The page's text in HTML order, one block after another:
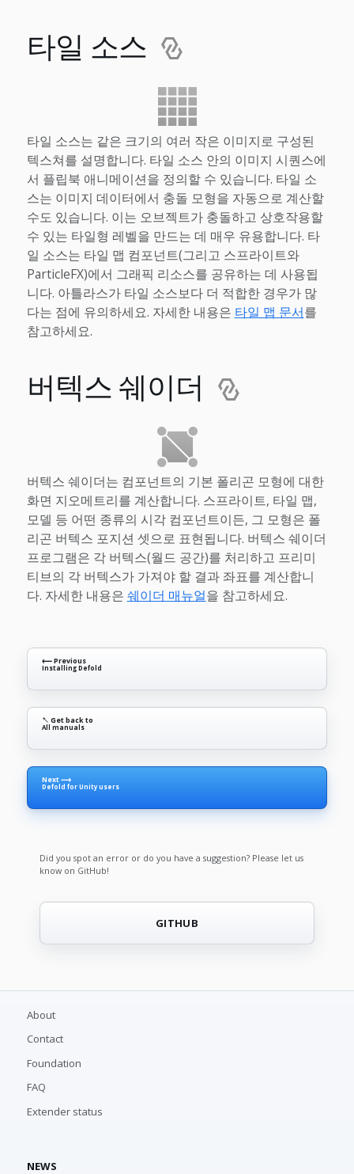
타일 소스
타일 소스는 같은 크기의 여러 작은 이미지로 구성된
텍스쳐를 설명합니다. 타일 소스 안의 이미지 시퀀스에
서 플립북 애니메이션을 정의할 수 있습니다. 타일 소
스는 이미지 데이터에서 충돌 모형을 자동으로 계산할
수도 있습니다. 이는 오브젝트가 충돌하고 상호작용할
수 있는 타일형 레벨을 만드는 데 매우 유용합니다. 타
일 소스는 타일 맵 컴포넌트(그리고 스프라이트와
ParticleFX)에서 그래픽 리소스를 공유하는 데 사용됩
니다. 아틀라스가 타일 소스보다 더 적합한 경우가 많
다는 점에 유의하세요. 자세한 내용은 타일 맵 문서를
참고하세요.
버텍스 쉐이더
버텍스 쉐이더는 컴포넌트의 기본 폴리곤 모형에 대한
화면 지오메트리를 계산합니다. 스프라이트, 타일 맵,
모델 등 어떤 종류의 시각 컴포넌트이든, 그 모형은 폴
리곤 버텍스 포지션 셋으로 표현됩니다. 버텍스 쉐이더
프로그램은 각 버텍스(월드 공간)를 처리하고 프리미
티브의 각 버텍스가 가져야 할 결과 좌표를 계산합니
다. 자세한 내용은 쉐이더 매뉴얼을 참고하세요.
⟵ Previous
Installing Defold
↖ Get back to
All manuals
Next ⟶
Defold for Unity users
Did you spot an error or do you have a suggestion? Please let us
know on GitHub!
GITHUB
About
Contact
Foundation
FAQ
Extender status
NEWS